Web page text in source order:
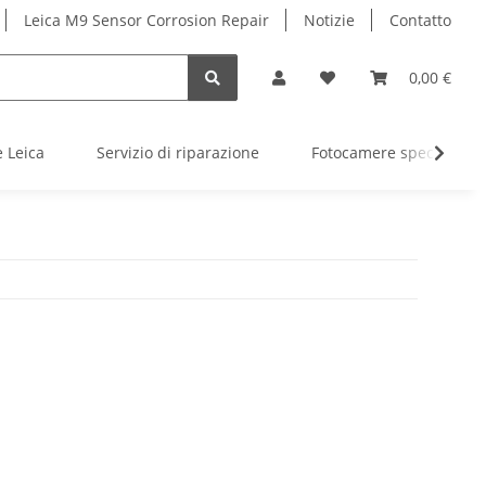
Leica M9 Sensor Corrosion Repair Notizie Contatto
0,00 €
Leica Servizio di riparazione Fotocamere speciali